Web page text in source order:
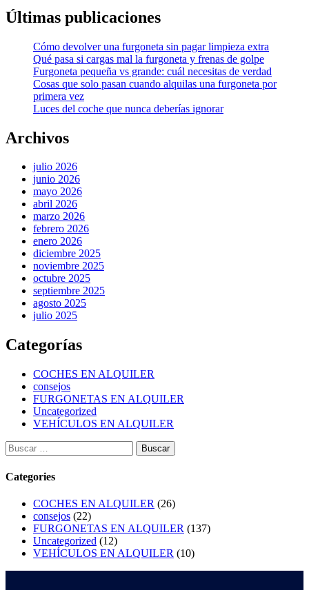
Últimas publicaciones
Cómo devolver una furgoneta sin pagar limpieza extra
Qué pasa si cargas mal la furgoneta y frenas de golpe
Furgoneta pequeña vs grande: cuál necesitas de verdad
Cosas que solo pasan cuando alquilas una furgoneta por
primera vez
Luces del coche que nunca deberías ignorar
Archivos
julio 2026
junio 2026
mayo 2026
abril 2026
marzo 2026
febrero 2026
enero 2026
diciembre 2025
noviembre 2025
octubre 2025
septiembre 2025
agosto 2025
julio 2025
Categorías
COCHES EN ALQUILER
consejos
FURGONETAS EN ALQUILER
Uncategorized
VEHÍCULOS EN ALQUILER
Categories
COCHES EN ALQUILER (26)
consejos (22)
FURGONETAS EN ALQUILER (137)
Uncategorized (12)
VEHÍCULOS EN ALQUILER (10)